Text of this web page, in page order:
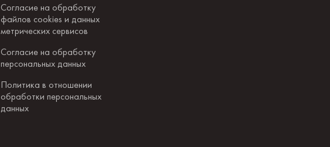
Согласие на обработку
файлов cookies и данных
метрических сервисов
Согласие на обработку
персональных данных
Политика в отношении
обработки персональных
данных